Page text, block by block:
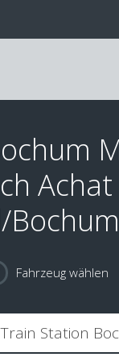
Fahrzeug wählen